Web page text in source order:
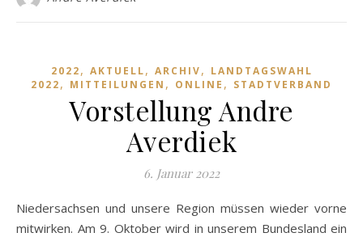
2022, AKTUELL, ARCHIV, LANDTAGSWAHL
2022, MITTEILUNGEN , ONLINE , STADTVERBAND
Vorstellung Andre
Averdiek
6. Januar 2022
Niedersachsen und unsere Region müssen wieder vorne
mitwirken. Am 9. Oktober wird in unserem Bundesland ein